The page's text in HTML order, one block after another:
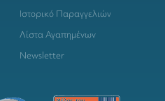
Ιστορικό Παραγγελιών
Λίστα Αγαπημένων
Newsletter